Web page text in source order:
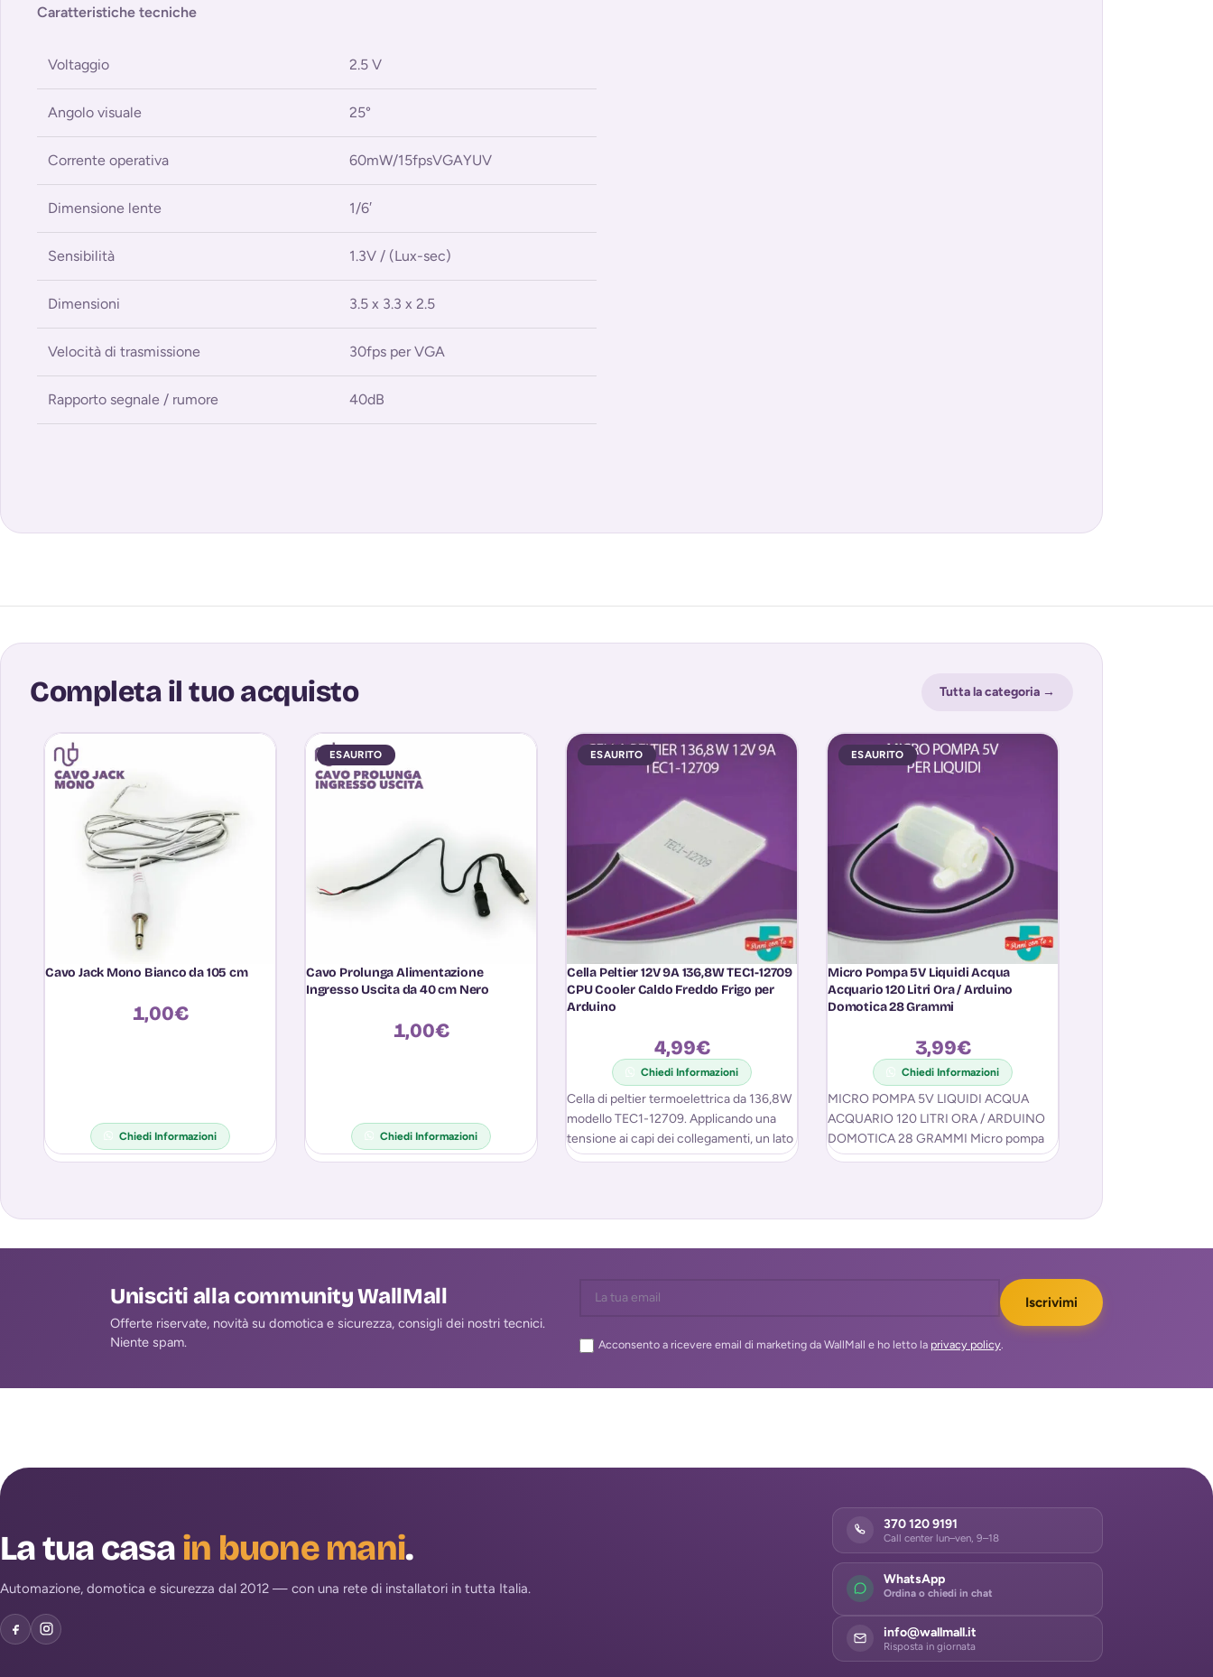
Caratteristiche tecniche
Voltaggio 2.5 V
Angolo visuale 25°
Corrente operativa 60mW/15fpsVGAYUV
Dimensione lente 1/6′
Sensibilità 1.3V / (Lux-sec)
Dimensioni 3.5 x 3.3 x 2.5
Velocità di trasmissione 30fps per VGA
Rapporto segnale / rumore 40dB
Completa il tuo acquisto Tutta la categoria →
Cavo Jack Mono Bianco da 105 cm
1,00€
Chiedi Informazioni
ESAURITO
Cavo Prolunga Alimentazione
Ingresso Uscita da 40 cm Nero
1,00€
Chiedi Informazioni
ESAURITO
Cella Peltier 12V 9A 136,8W TEC1-12709
CPU Cooler Caldo Freddo Frigo per
Arduino
4,99€
Chiedi Informazioni
Cella di peltier termoelettrica da 136,8W
modello TEC1-12709. Applicando una
tensione ai capi dei collegamenti, un lato
della cella si
ESAURITO
Micro Pompa 5V Liquidi Acqua
Acquario 120 Litri Ora / Arduino
Domotica 28 Grammi
3,99€
Chiedi Informazioni
MICRO POMPA 5V LIQUIDI ACQUA
ACQUARIO 120 LITRI ORA / ARDUINO
DOMOTICA 28 GRAMMI Micro pompa
per liquidi adatta per
Unisciti alla community WallMall
Offerte riservate, novità su domotica e sicurezza, consigli dei nostri tecnici.
Niente spam.
Iscrivimi
Acconsento a ricevere email di marketing da WallMall e ho letto la privacy policy
La tua casa in buone mani.
Automazione, domotica e sicurezza dal 2012 — con una rete di installatori in tutta Italia.
370 120 9191
Call center lun–ven, 9–18
WhatsApp
Ordina o chiedi in chat
info@wallmall.it
Risposta in giornata